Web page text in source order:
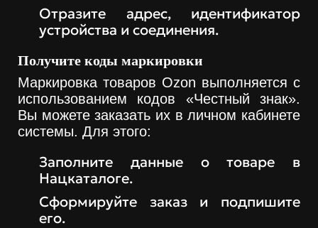
Отразите адрес, идентификатор
устройства и соединения.
Получите коды маркировки
Маркировка товаров Ozon выполняется с
использованием кодов «Честный знак».
Вы можете заказать их в личном кабинете
системы. Для этого:
Заполните данные о товаре в
Нацкаталоге.
Сформируйте заказ и подпишите
его.